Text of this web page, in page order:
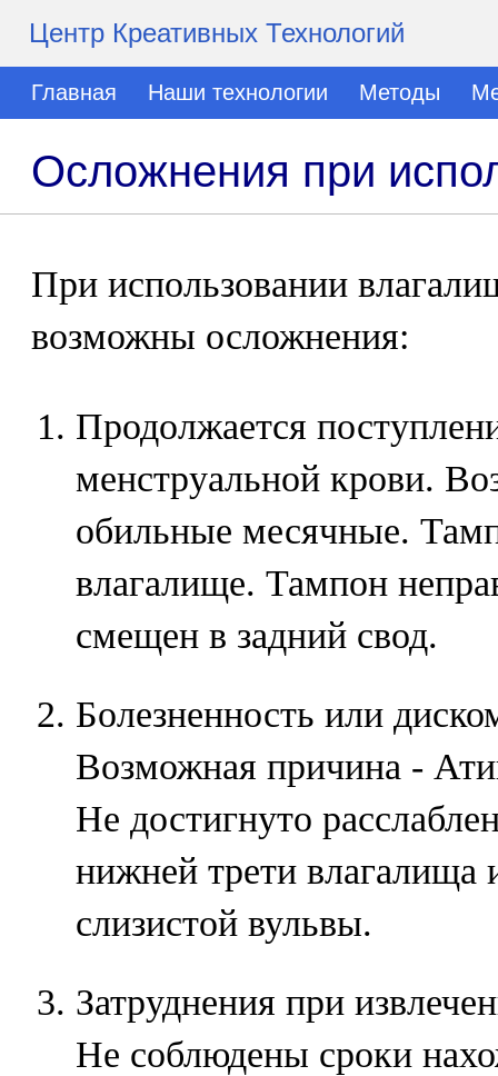
Центр Креативных Технологий
Главная Наши технологии Методы
Осложнения при
При использовании
возможны осложнения:
Продолжается
менструальной крови.
обильные месячные.
влагалище. Тампон
смещен в задний свод.
Болезненность или
Возможная причина -
Не достигнуто
нижней трети влагалища
слизистой вульвы.
Затруднения при
Не соблюдены сроки